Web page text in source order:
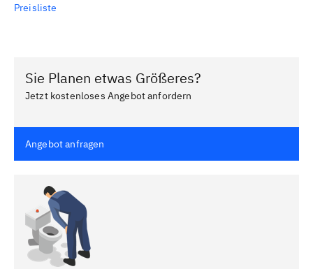
Preisliste
Sie Planen etwas Größeres?
Jetzt kostenloses Angebot anfordern
Angebot anfragen